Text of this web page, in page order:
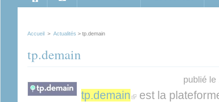
Accueil > Actualités > tp.demain
tp.demain
publié
tp.demain (link is external)
est la